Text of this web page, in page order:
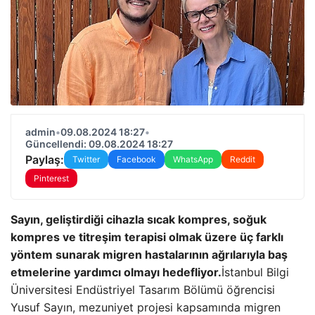
admin•09.08.2024 18:27•
Güncellendi: 09.08.2024 18:27
Paylaş: Twitter Facebook WhatsApp
Reddit
Pinterest
Sayın, geliştirdiği cihazla sıcak kompres, soğuk
kompres ve titreşim terapisi olmak üzere üç farklı
yöntem sunarak migren hastalarının ağrılarıyla baş
etmelerine yardımcı olmayı hedefliyor.İstanbul Bilgi
Üniversitesi Endüstriyel Tasarım Bölümü öğrencisi
Yusuf Sayın, mezuniyet projesi kapsamında migren